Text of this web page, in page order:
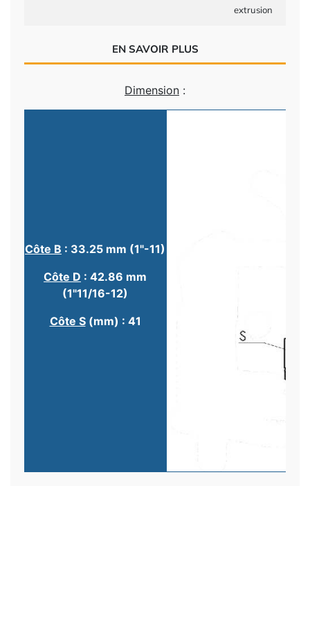
extrusion
EN SAVOIR PLUS
Dimension :
Côte B : 33.25 mm (1"-11)
Côte D : 42.86 mm
(1"11/16-12)
Côte S(mm) : 41